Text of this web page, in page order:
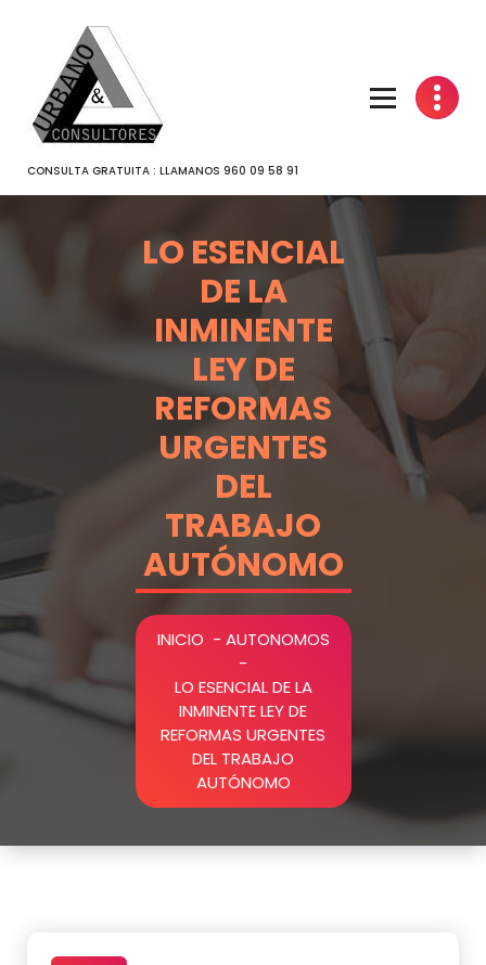
CONTENIDO
CONSULTA GRATUITA : LLAMANOS 960 09 58 91
LO ESENCIAL
DE LA
INMINENTE
LEY DE
REFORMAS
URGENTES
DEL
TRABAJO
AUTÓNOMO
INICIO - AUTONOMOS
-
LO ESENCIAL DE LA
INMINENTE LEY DE
REFORMAS URGENTES
DEL TRABAJO
AUTÓNOMO